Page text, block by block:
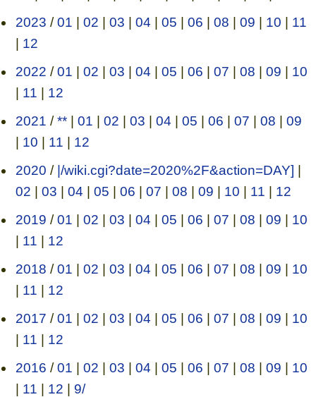
2023 /01 | 02 | 03 | 04 | 05 | 06 | 08 | 09 | 10 | 11
| 12
2022 /01 | 02 | 03 | 04 | 05 | 06 | 07 | 08 | 09 | 10
| 11 | 12
2021 /**| 01 | 02 | 03 | 04 | 05 | 06 | 07 | 08 | 09
| 10 | 11 | 12
2020 / |/wiki.cgi?date=2020%2F&action=DAY] |
02 | 03 | 04 | 05 | 06 | 07 | 08 | 09 | 10 | 11 | 12
2019 /01 | 02 | 03 | 04 | 05 | 06 | 07 | 08 | 09 | 10
| 11 | 12
2018 /01 | 02 | 03 | 04 | 05 | 06 | 07 | 08 | 09 | 10
| 11 | 12
2017 /01 | 02 | 03 | 04 | 05 | 06 | 07 | 08 | 09 | 10
| 11 | 12
2016 /01 | 02 | 03 | 04 | 05 | 06 | 07 | 08 | 09 | 10
| 11 | 12 | 9/